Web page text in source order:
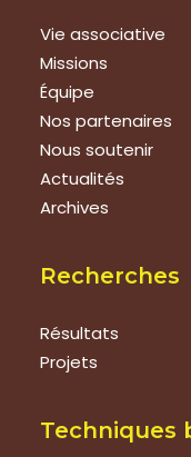
Vie associative
Missions
Équipe
Nos partenaires
Nous soutenir
Actualités
Archives
Recherches
Résultats
Projets
Techniques